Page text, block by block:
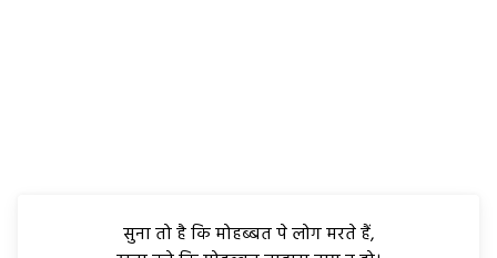
सुना तो है कि मोहब्बत पे लोग मरते हैं,